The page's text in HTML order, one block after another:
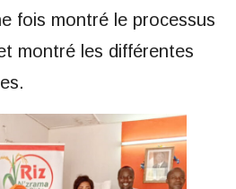
fois montré le processus
montré les différentes